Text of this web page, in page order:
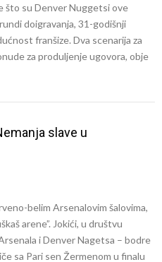
što su Denver Nuggetsi ove
doigravanja, 31-godišnji
franšize. Dva scenarija za
za produljenje ugovora, obje
slave u
belim Arsenalovim šalovima,
arene”. Jokići, u društvu
i Denver Nagetsa – bodre
sa Pari sen Žermenom u finalu